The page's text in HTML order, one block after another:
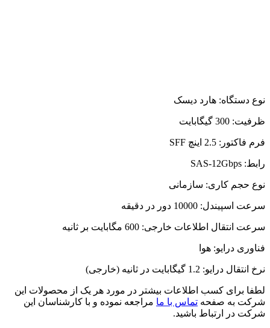
نوع دستگاه: هارد دیسک
ظرفیت: 300 گیگابایت
فرم فاکتور: 2.5 اینچ SFF
رابط: SAS-12Gbps
نوع حجم کاری: سازمانی
سرعت اسپیندل: 10000 دور در دقیقه
سرعت انتقال اطلاعات خارجی: 600 مگابایت بر ثانیه
فناوری درایو: هوا
نرخ انتقال درایو: 1.2 گیگابایت در ثانیه (خارجی)
لطفا برای کسب اطلاعات بیشتر در مورد هر یک از محصولات این
شرکت به صفحه تماس با ما مراجعه نموده و با کارشناسان این
شرکت در ارتباط باشید.